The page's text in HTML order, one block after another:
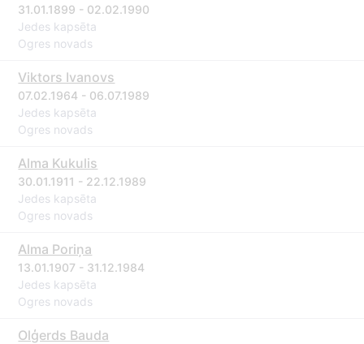
31.01.1899 - 02.02.1990
Jedes kapsēta
Ogres novads
Viktors Ivanovs
07.02.1964 - 06.07.1989
Jedes kapsēta
Ogres novads
Alma Kukulis
30.01.1911 - 22.12.1989
Jedes kapsēta
Ogres novads
Alma Poriņa
13.01.1907 - 31.12.1984
Jedes kapsēta
Ogres novads
Olģerds Bauda